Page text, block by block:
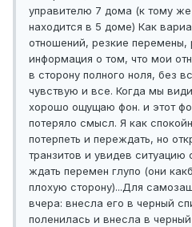
управителю 7 дома (к тому же
находится в 5 доме) Как
отношений, резкие
информация о том, что мои
в сторону полного ноля, без
чувствую и все. Когда мы
хорошо ощущаю фон. и этот
потеряло смысл. Я как
потерпеть и переждать, но
транзитов и увидев ситуацию
ждать перемен глупо (они
плохую сторону)...Для
вчера: внесла его в черный
поленилась и внесла в